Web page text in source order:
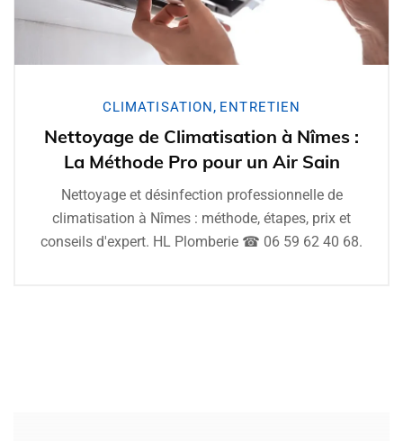
CLIMATISATION, ENTRETIEN
Nettoyage de Climatisation à Nîmes :
La Méthode Pro pour un Air Sain
Nettoyage et désinfection professionnelle de
climatisation à Nîmes : méthode, étapes, prix et
conseils d'expert. HL Plomberie ☎ 06 59 62 40 68.